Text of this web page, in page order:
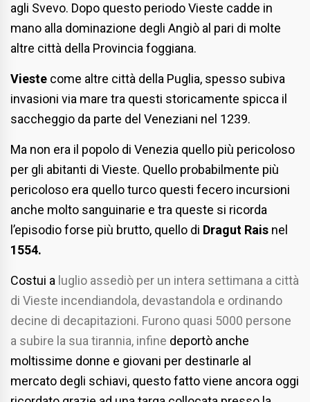
agli Svevo. Dopo questo periodo Vieste cadde in
mano alla dominazione degli Angiò al pari di molte
altre città della Provincia foggiana.
Vieste come altre città della Puglia, spesso subiva
invasioni via mare tra questi storicamente spicca il
saccheggio da parte del Veneziani nel 1239.
Ma non era il popolo di Venezia quello più pericoloso
per gli abitanti di Vieste. Quello probabilmente più
pericoloso era quello turco questi fecero incursioni
anche molto sanguinarie e tra queste si ricorda
l’episodio forse più brutto, quello di Dragut Rais nel
1554.
Costui a luglio assediò per un intera settimana a città
di Vieste incendiandola, devastandola e ordinando
decine di decapitazioni. Furono quasi 5000 persone
a subire la sua tirannia, infine deportò anche
moltissime donne e giovani per destinarle al
mercato degli schiavi, questo fatto viene ancora oggi